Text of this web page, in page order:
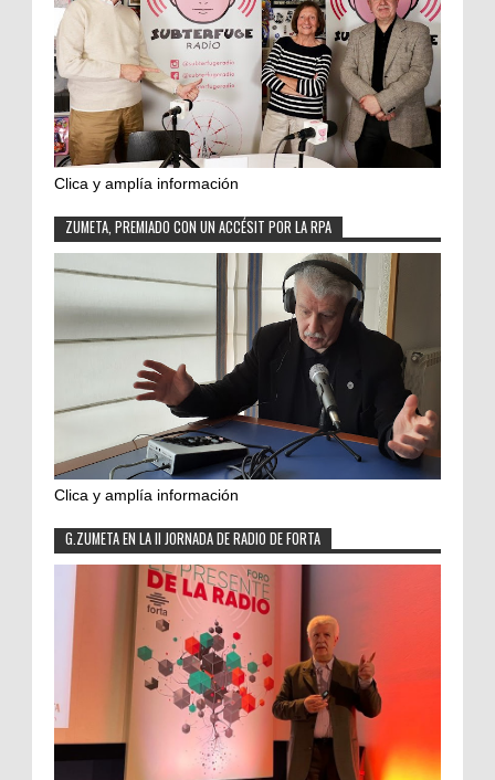
Clica y amplía información
ZUMETA, PREMIADO CON UN ACCÉSIT POR LA RPA
Clica y amplía información
G.ZUMETA EN LA II JORNADA DE RADIO DE FORTA